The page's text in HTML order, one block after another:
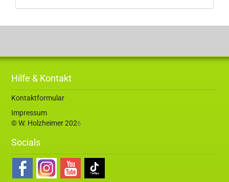
Hilfe & Kontakt
Kontaktformular
Impressum
© W. Holzheimer 2026
Socials